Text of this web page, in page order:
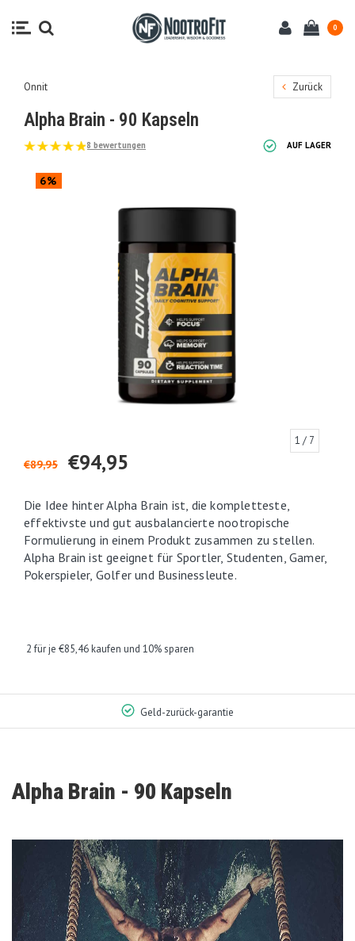
0
Onnit Zurück
Alpha Brain - 90 Kapseln
8 bewertungen AUF LAGER
6%
1 / 7
€89,95 €94,95
Die Idee hinter Alpha Brain ist, die kompletteste,
effektivste und gut ausbalancierte nootropische
Formulierung in einem Produkt zusammen zu stellen.
Alpha Brain ist geeignet für Sportler, Studenten, Gamer,
Pokerspieler, Golfer und Businessleute.
2 für je €85,46 kaufen und 10% sparen
Bestellung vor 23:00 - Versand am selben Tag
Alpha Brain - 90 Kapseln